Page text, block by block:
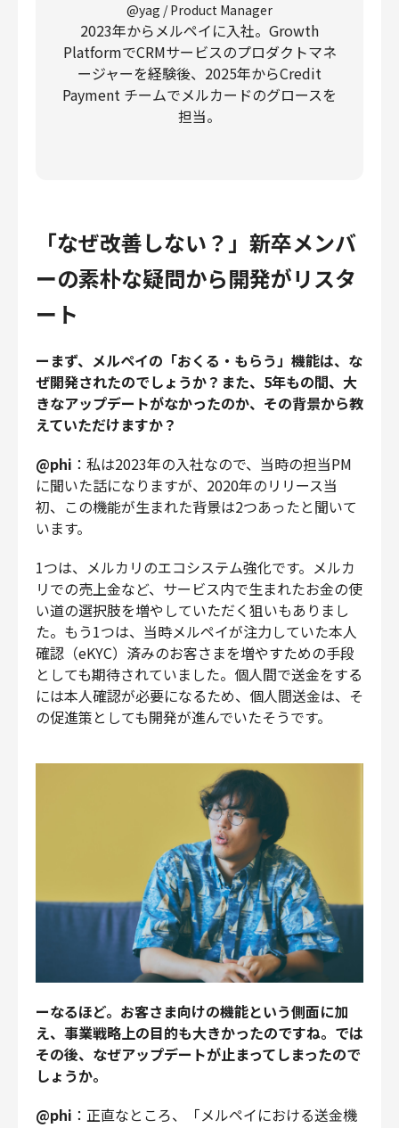
@yag / Product Manager
2023年からメルペイに入社。Growth
PlatformでCRMサービスのプロダクトマネ
ージャーを経験後、2025年からCredit
Payment チームでメルカードのグロースを
担当。
「なぜ改善しない？」新卒メンバ
ーの素朴な疑問から開発がリスタ
ート
ーまず、メルペイの「おくる・もらう」機能は、な
ぜ開発されたのでしょうか？また、5年もの間、大
きなアップデートがなかったのか、その背景から教
えていただけますか？
@phi ：私は2023年の入社なので、当時の担当PM
に聞いた話になりますが、2020年のリリース当
初、この機能が生まれた背景は2つあったと聞いて
います。
1つは、メルカリのエコシステム強化です。メルカ
リでの売上金など、サービス内で生まれたお金の使
い道の選択肢を増やしていただく狙いもありまし
た。もう1つは、当時メルペイが注力していた本人
確認（eKYC）済みのお客さまを増やすための手段
としても期待されていました。個人間で送金をする
には本人確認が必要になるため、個人間送金は、そ
の促進策としても開発が進んでいたそうです。
ーなるほど。お客さま向けの機能という側面に加
え、事業戦略上の目的も大きかったのですね。では
その後、なぜアップデートが止まってしまったので
しょうか。
@phi ：正直なところ、「メルペイにおける送金機